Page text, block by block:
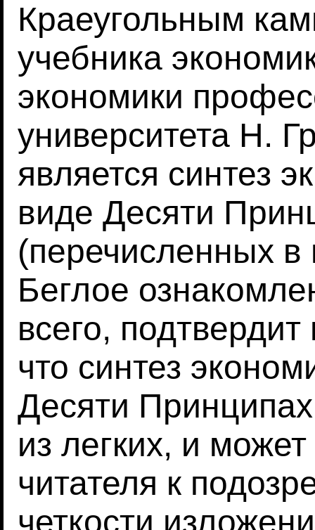
Краеугольным
учебника
экономики
университета Н.
является синтез
виде Десяти
(перечисленных
Беглое
всего,
что синтез
Десяти
из легких, и
читателя к
четкости